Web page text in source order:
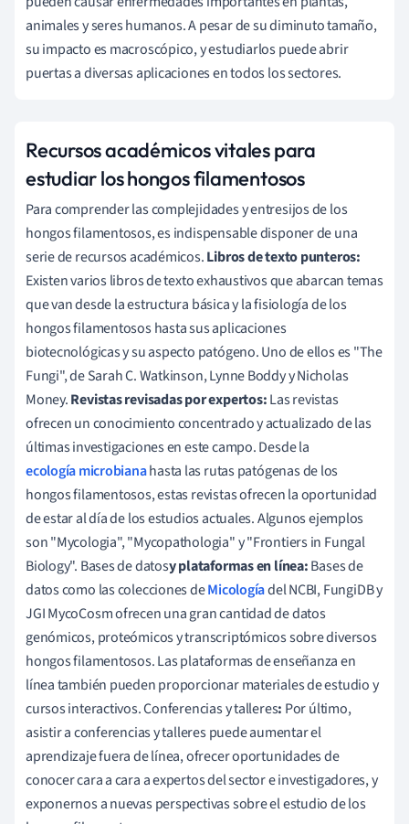
animales y seres humanos. A pesar de su diminuto tamaño,
su impacto es macroscópico, y estudiarlos puede abrir
puertas a diversas aplicaciones en todos los sectores.
Recursos académicos vitales para
estudiar los hongos filamentosos
Para comprender las complejidades y entresijos de los
hongos filamentosos, es indispensable disponer de una
serie de recursos académicos.Libros de texto punteros:
Existen varios libros de texto exhaustivos que abarcan temas
que van desde la estructura básica y la fisiología de los
hongos filamentosos hasta sus aplicaciones
biotecnológicas y su aspecto patógeno. Uno de ellos es "The
Fungi", de Sarah C. Watkinson, Lynne Boddy y Nicholas
Money.Revistas revisadas por expertos:Las revistas
ofrecen un conocimiento concentrado y actualizado de las
últimas investigaciones en este campo. Desde la
ecología microbianahasta las rutas patógenas de los
hongos filamentosos, estas revistas ofrecen la oportunidad
de estar al día de los estudios actuales. Algunos ejemplos
son "Mycologia", "Mycopathologia" y "Frontiers in Fungal
Biology". Bases de datosy plataformas en línea:Bases de
datos como las colecciones deMicologíadel NCBI, FungiDB y
JGI MycoCosm ofrecen una gran cantidad de datos
genómicos, proteómicos y transcriptómicos sobre diversos
hongos filamentosos. Las plataformas de enseñanza en
línea también pueden proporcionar materiales de estudio y
cursos interactivos. Conferencias y talleres: Por último,
asistir a conferencias y talleres puede aumentar el
aprendizaje fuera de línea, ofrecer oportunidades de
conocer cara a cara a expertos del sector e investigadores, y
exponernos a nuevas perspectivas sobre el estudio de los